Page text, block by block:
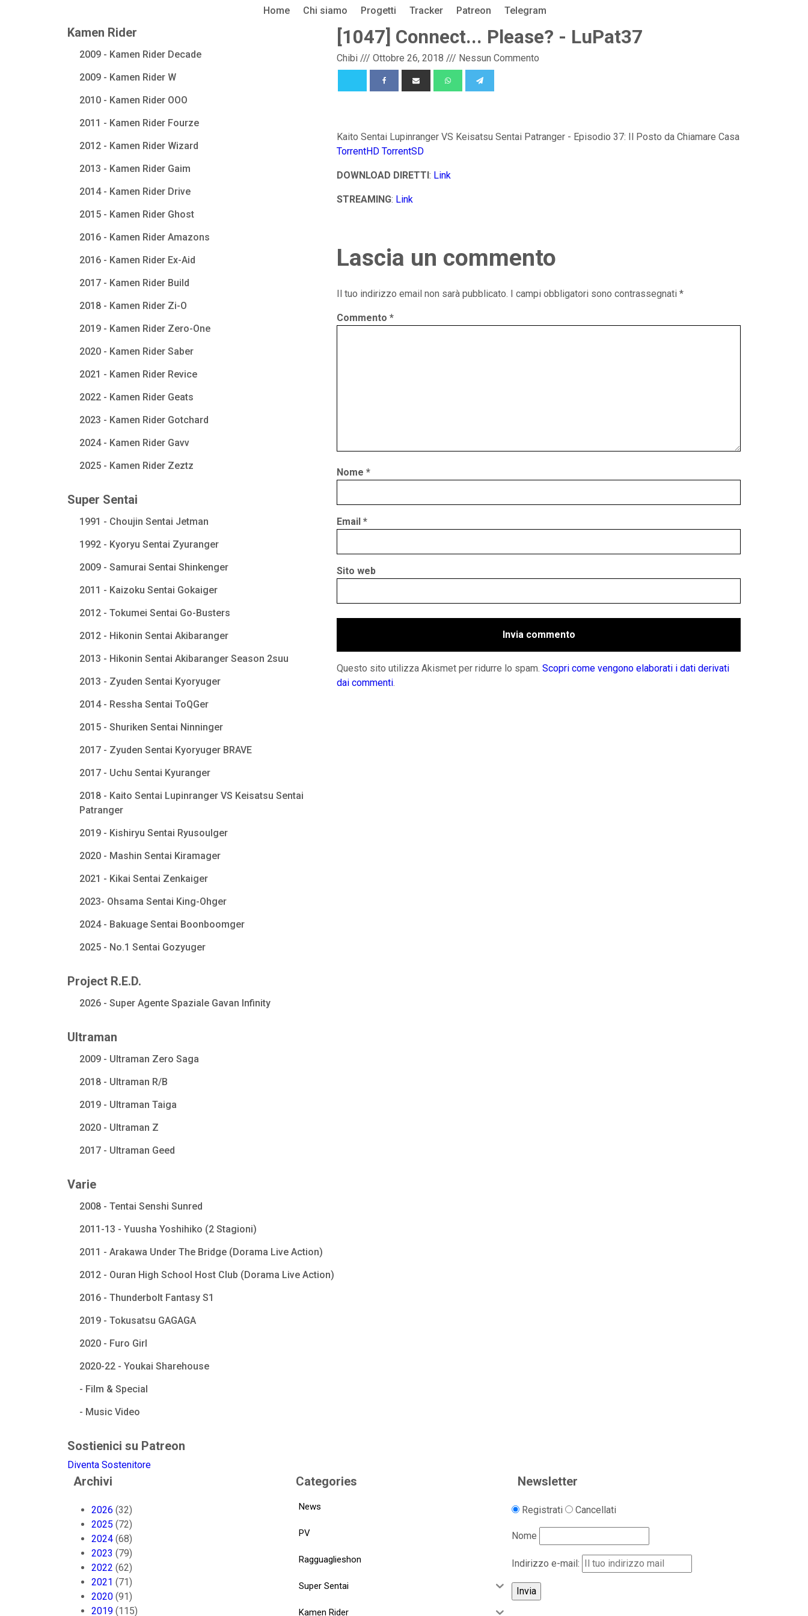
Home Chi siamo Progetti Tracker Patreon Telegram
Kamen Rider
2009 - Kamen Rider Decade
2009 - Kamen Rider W
2010 - Kamen Rider OOO
2011 - Kamen Rider Fourze
2012 - Kamen Rider Wizard
2013 - Kamen Rider Gaim
2014 - Kamen Rider Drive
2015 - Kamen Rider Ghost
2016 - Kamen Rider Amazons
2016 - Kamen Rider Ex-Aid
2017 - Kamen Rider Build
2018 - Kamen Rider Zi-O
2019 - Kamen Rider Zero-One
2020 - Kamen Rider Saber
2021 - Kamen Rider Revice
2022 - Kamen Rider Geats
2023 - Kamen Rider Gotchard
2024 - Kamen Rider Gavv
2025 - Kamen Rider Zeztz
Super Sentai
1991 - Choujin Sentai Jetman
1992 - Kyoryu Sentai Zyuranger
2009 - Samurai Sentai Shinkenger
2011 - Kaizoku Sentai Gokaiger
2012 - Tokumei Sentai Go-Busters
2012 - Hikonin Sentai Akibaranger
2013 - Hikonin Sentai Akibaranger Season 2suu
2013 - Zyuden Sentai Kyoryuger
2014 - Ressha Sentai ToQGer
2015 - Shuriken Sentai Ninninger
2017 - Zyuden Sentai Kyoryuger BRAVE
2017 - Uchu Sentai Kyuranger
2018 - Kaito Sentai Lupinranger VS Keisatsu Sentai
Patranger
2019 - Kishiryu Sentai Ryusoulger
2020 - Mashin Sentai Kiramager
2021 - Kikai Sentai Zenkaiger
2023- Ohsama Sentai King-Ohger
2024 - Bakuage Sentai Boonboomger
2025 - No.1 Sentai Gozyuger
Project R.E.D.
2026 - Super Agente Spaziale Gavan Infinity
Ultraman
2009 - Ultraman Zero Saga
2018 - Ultraman R/B
2019 - Ultraman Taiga
2020 - Ultraman Z
2017 - Ultraman Geed
Varie
2008 - Tentai Senshi Sunred
2011-13 - Yuusha Yoshihiko (2 Stagioni)
2011 - Arakawa Under The Bridge (Dorama Live Action)
2012 - Ouran High School Host Club (Dorama Live Action)
2016 - Thunderbolt Fantasy S1
2019 - Tokusatsu GAGAGA
2020 - Furo Girl
2020-22 - Youkai Sharehouse
- Film & Special
- Music Video
Sostienici su Patreon
Diventa Sostenitore
[1047] Connect... Please? - LuPat37
Chibi /// Ottobre 26, 2018 /// Nessun Commento
Kaito Sentai Lupinranger VS Keisatsu Sentai Patranger - Episodio 37: Il Posto da Chiamare Casa
TorrentHD TorrentSD
DOWNLOAD DIRETTI: Link
STREAMING: Link
Lascia un commento
Il tuo indirizzo email non sarà pubblicato. I campi obbligatori sono contrassegnati *
Commento *
Nome *
Email *
Sito web
Questo sito utilizza Akismet per ridurre lo spam. Scopri come vengono elaborati i dati derivati
dai commenti.
Archivi
2026 (32)
2025 (72)
2024 (68)
2023 (79)
2022 (62)
2021 (71)
2020 (91)
2019 (115)
Categories
News
PV
Ragguaglieshon
Super Sentai
Kamen Rider
Newsletter
Registrati Cancellati
Nome
Indirizzo e-mail: